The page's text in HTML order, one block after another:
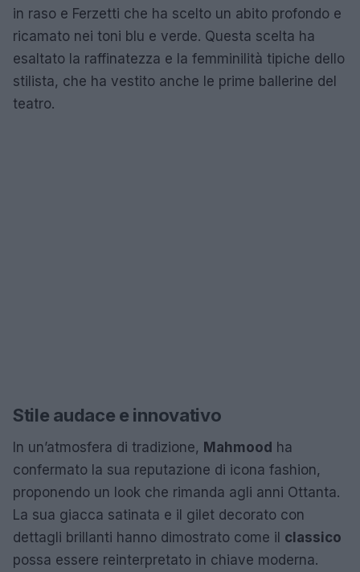
in raso e Ferzetti che ha scelto un abito profondo e
ricamato nei toni blu e verde. Questa scelta ha
esaltato la raffinatezza e la femminilità tipiche dello
stilista, che ha vestito anche le prime ballerine del
teatro.
Stile audace e innovativo
In un’atmosfera di tradizione, Mahmood ha
confermato la sua reputazione di icona fashion,
proponendo un look che rimanda agli anni Ottanta.
La sua giacca satinata e il gilet decorato con
dettagli brillanti hanno dimostrato come il classico
possa essere reinterpretato in chiave moderna.